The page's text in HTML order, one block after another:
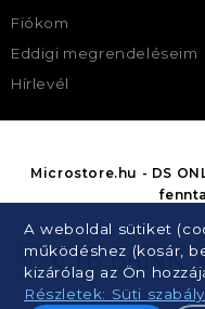
Fiókom
Eddigi megrendeléseim
Hírlevél
A weboldal sütiket
működéshez (kosár,
kizárólag az Ön
Részletek: Süti
Microstore.hu - DS